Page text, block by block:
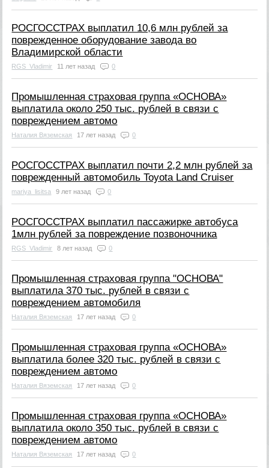
РОСГОССТРАХ выплатил 10,6 млн рублей за
поврежденное оборудование завода во
Владимирской области
RGS_Vladimir 11 лет назад 0
Промышленная страховая группа «ОСНОВА»
выплатила около 250 тыс. рублей в связи с
повреждением автомо
Наталия Вяземская 17 лет назад 0
РОСГОССТРАХ выплатил почти 2,2 млн рублей за
поврежденный автомобиль Toyota Land Cruiser
mariya_lisitsa 9 лет назад 0
РОСГОССТРАХ выплатил пассажирке автобуса
1млн рублей за повреждение позвоночника
RGS_Vladimir 8 лет назад 0
Промышленная страховая группа "ОСНОВА"
выплатила 370 тыс. рублей в связи с
повреждением автомобиля
Наталия Вяземская 17 лет назад 0
Промышленная страховая группа «ОСНОВА»
выплатила более 320 тыс. рублей в связи с
повреждением автомо
Наталия Вяземская 17 лет назад 0
Промышленная страховая группа «ОСНОВА»
выплатила около 350 тыс. рублей в связи с
повреждением автомо
Наталия Вяземская 17 лет назад 0